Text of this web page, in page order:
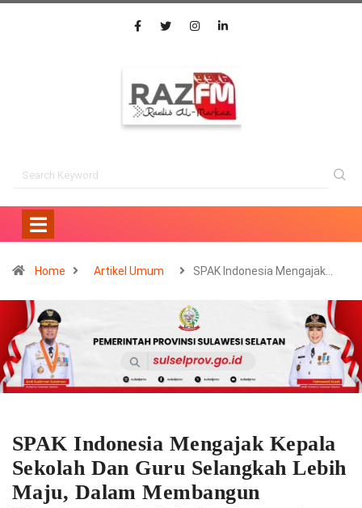
Home Artikel Umum SPAK Indonesia Mengajak…
SPAK Indonesia Mengajak Kepala
Sekolah Dan Guru Selangkah Lebih
Maju, Dalam Membangun